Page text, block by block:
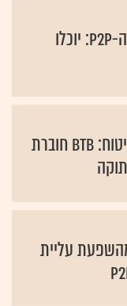
חיזוק לפלטפורמות ה-P2P: יוכלו
P2P מגיע לעולם הביטוח: BTB חוברת
עליית